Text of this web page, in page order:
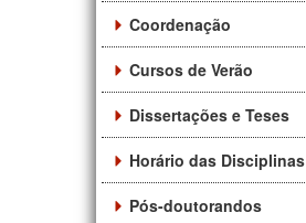
Coordenação
Cursos de Verão
Dissertações e Teses
Horário das Disciplinas
Pós-doutorandos